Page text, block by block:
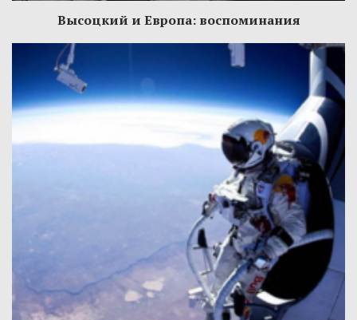
Высоцкий и Европа: воспоминания